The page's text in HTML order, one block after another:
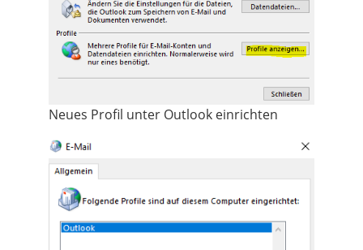
Neues Profil unter Outlook einrichten